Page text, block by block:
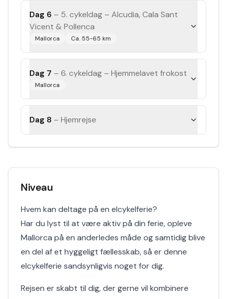
Dag 6 – 5. cykeldag – Alcudia, Cala Sant
Vicent & Pollenca
Mallorca Ca. 55-65 km
Dag 7 – 6. cykeldag – Hjemmelavet frokost
Mallorca
Dag 8 – Hjemrejse
Niveau
Hvem kan deltage på en elcykelferie?
Har du lyst til at være aktiv på din ferie, opleve
Mallorca på en anderledes måde og samtidig blive
en del af et hyggeligt fællesskab, så er denne
elcykelferie sandsynligvis noget for dig.
Rejsen er skabt til dig, der gerne vil kombinere